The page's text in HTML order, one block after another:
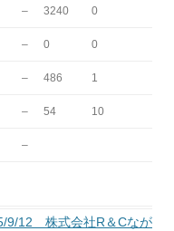
– 3240 0
– 0 0
– 486 1
– 54 10
–
9/12 株式会社R＆Cなが